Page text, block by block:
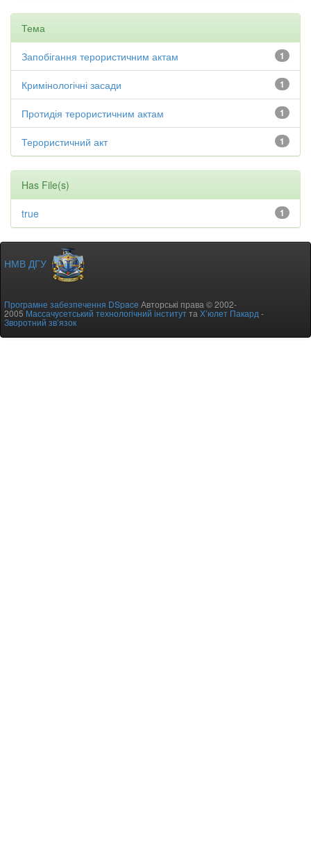
Тема
1
Запобігання терористичним актам
1
Кримінологічні засади
1
Протидія терористичним актам
1
Терористичний акт
Has File(s)
1
true
НМВ ДГУ
Програмне забезпечення DSpace Авторські права © 2002-
2005Массачусетський технологічний інститутта Х’юлет Пакард -
Зворотний зв’язок